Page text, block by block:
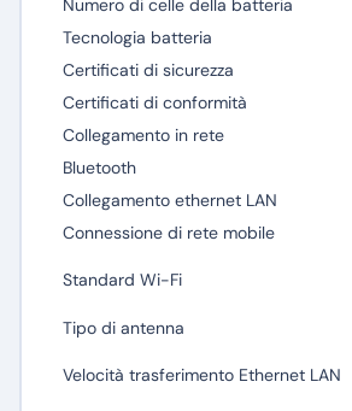
Numero di celle della batteria
Tecnologia batteria
Certificati di sicurezza
Certificati di conformità
Collegamento in rete
Bluetooth
Collegamento ethernet LAN
Connessione di rete mobile
Standard Wi-Fi
Tipo di antenna
Velocità trasferimento Ethernet LAN